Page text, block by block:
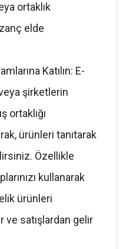
ortaklık
elde
Katılın: E-
şirketlerin
ortaklığı
ürünleri tanıtarak
Özellikle
kullanarak
ürünleri
ve satışlardan gelir